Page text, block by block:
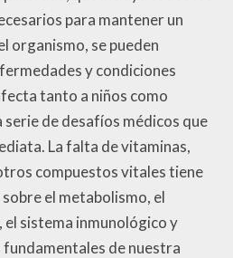
para mantener un
organismo, se pueden
y condiciones
tanto a niños como
de desafíos médicos que
La falta de vitaminas,
compuestos vitales tiene
el metabolismo, el
sistema inmunológico y
de nuestra